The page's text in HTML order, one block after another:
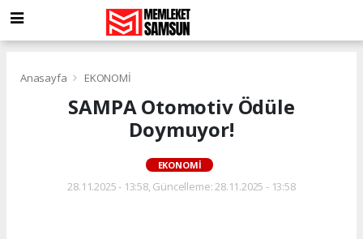
Anasayfa EKONOMİ
SAMPA Otomotiv Ödüle
Doymuyor!
EKONOMİ
28.11.2025 - 13:58, Güncelleme: 28.11.2025 - 13:58